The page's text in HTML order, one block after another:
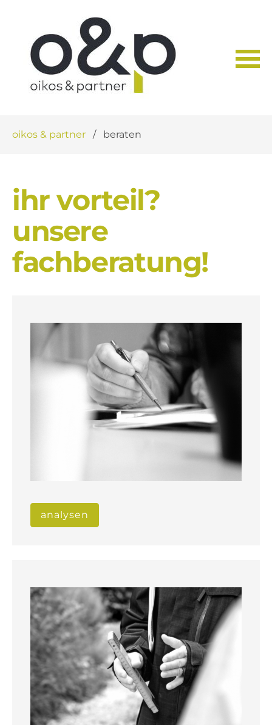
überspringen
oikos & partner beraten
ihr vorteil?
unsere
fachberatung!
analysen